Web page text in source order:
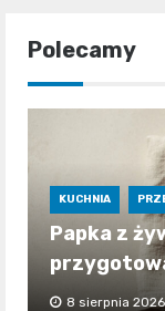
Polecamy
KUCHNIA
Papka z
8 sierpnia 2026